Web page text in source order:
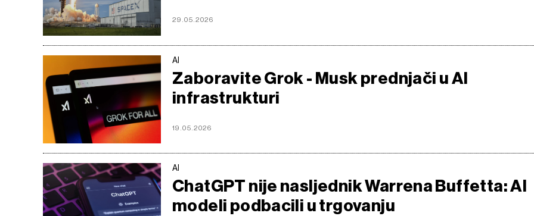
29.05.2026
AI
Zaboravite Grok - Musk prednjači u AI
infrastrukturi
19.05.2026
AI
ChatGPT nije nasljednik Warrena Buffetta: AI
modeli podbacili u trgovanju